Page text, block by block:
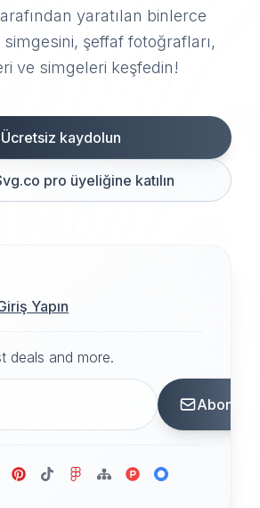
yaratılan binlerce
simgesini, şeffaf fotoğrafları,
ve simgeleri keşfedin!
Ücretsiz kaydolun
pro üyeliğine katılın
Yapın
deals and more.
Abone